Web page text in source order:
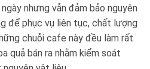
nhưng vẫn đảm bảo nguyên
để phục vụ liên tục, chất lượng
chuỗi cafe này đều làm rất
quả bán ra nhằm kiểm soát